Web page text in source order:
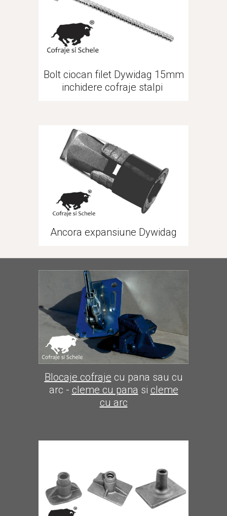
Bolt ciocan filet Dywidag 15mm
inchidere cofraje stalpi
Ancora expansiune Dywidag
Blocaje cofraje cu pana sau cu
arc - cleme cu pana si cleme
cu arc